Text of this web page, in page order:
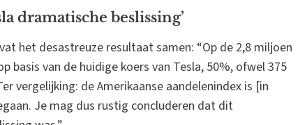
dramatische beslissing’
het desastreuze resultaat samen: “Op de 2,8 miljoen
basis van de huidige koers van Tesla, 50%, ofwel 375
vergelijking: de Amerikaanse aandelenindex is [in
Je mag dus rustig concluderen dat dit